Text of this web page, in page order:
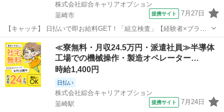
株式会社綜合キャリアオプション
韮崎市
提携サイト 7月27日
【キャッチ】 日払いで即お給料GET！「組立検査」【経験者×ブラッ
シュUP！！】先の予定も立てやすい♪土日祝休！高時給2580円！ 【コ
メント】 製造のお仕事が豊富★未経験で働いてみたい方も大歓迎！
「未経験だけど興味が...
山梨 韮崎市 一般事務
≪寮無料・月収24.5万円・派遣社員≫半導体
工場での機械操作・製造オペレーター…
時給1,400円
日払い
株式会社綜合キャリアオプション
韮崎駅
提携サイト 7月24日